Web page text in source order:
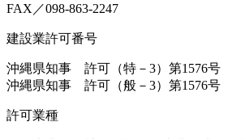
FAX／098-863-2247
建設業許可番号
沖縄県知事 許可（特－3）第1576号
沖縄県知事 許可（般－3）第1576号
許可業種